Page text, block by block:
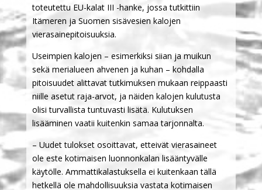
toteutettu EU-kalat III -hanke, jossa tutkittiin
Itämeren ja Suomen sisävesien kalojen
vierasainepitoisuuksia.
Useimpien kalojen – esimerkiksi siian ja muikun
sekä merialueen ahvenen ja kuhan – kohdalla
pitoisuudet alittavat tutkimuksen mukaan reippaasti
niille asetut raja-arvot, ja näiden kalojen kulutusta
olisi turvallista tuntuvasti lisätä. Kulutuksen
lisääminen vaatii kuitenkin samaa tarjonnalta.
– Uudet tulokset osoittavat, etteivät vierasaineet
ole este kotimaisen luonnonkalan lisääntyvälle
käytölle. Ammattikalastuksella ei kuitenkaan tällä
hetkellä ole mahdollisuuksia vastata kotimaisen